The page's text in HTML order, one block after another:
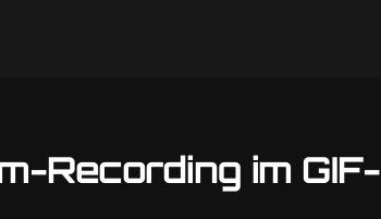
Recording im GIF-